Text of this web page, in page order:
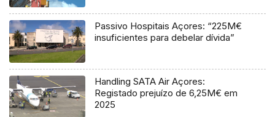
Passivo Hospitais Açores: “225M€
insuficientes para debelar dívida”
Handling SATA Air Açores:
Registado prejuízo de 6,25M€ em
2025